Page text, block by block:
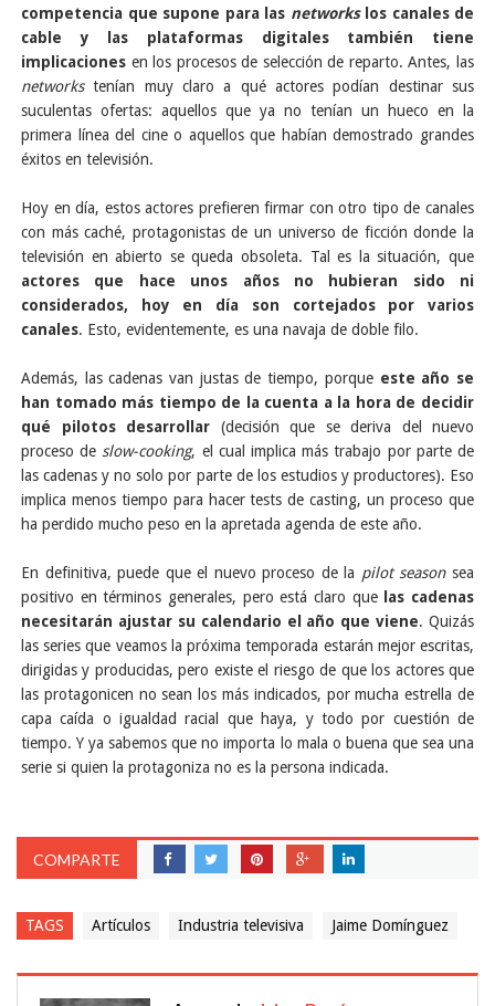
competencia que supone para las networkslos canales de
cable y las plataformas digitales también tiene
implicaciones en los procesos de selección de reparto. Antes, las
networkstenían muy claro a qué actores podían destinar sus
suculentas ofertas: aquellos que ya no tenían un hueco en la
primera línea del cine o aquellos que habían demostrado grandes
éxitos en televisión.
Hoy en día, estos actores prefieren firmar con otro tipo de canales
con más caché, protagonistas de un universo de ficción donde la
televisión en abierto se queda obsoleta. Tal es la situación, que
actores que hace unos años no hubieran sido ni
considerados, hoy en día son cortejados por varios
canales. Esto, evidentemente, es una navaja de doble filo.
Además, las cadenas van justas de tiempo, porque este año se
han tomado más tiempo de la cuenta a la hora de decidir
qué pilotos desarrollar (decisión que se deriva del nuevo
proceso deslow-cooking, el cual implica más trabajo por parte de
las cadenas y no solo por parte de los estudios y productores). Eso
implica menos tiempo para hacer tests de casting, un proceso que
ha perdido mucho peso en la apretada agenda de este año.
En definitiva, puede que el nuevo proceso de la pilot seasonsea
positivo en términos generales, pero está claro quelas cadenas
necesitarán ajustar su calendario el año que viene. Quizás
las series que veamos la próxima temporada estarán mejor escritas,
dirigidas y producidas, pero existe el riesgo de que los actores que
las protagonicen no sean los más indicados, por mucha estrella de
capa caída o igualdad racial que haya, y todo por cuestión de
tiempo. Y ya sabemos que no importa lo mala o buena que sea una
serie si quien la protagoniza no es la persona indicada.
COMPARTE
TAGS Artículos Industria televisiva Jaime Domínguez